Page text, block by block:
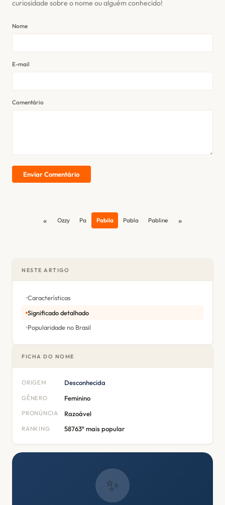
curiosidade sobre o nome ou alguém conhecido!
Nome
E-mail
Comentário
Enviar Comentário
« Ozzy Pa Pabila Pabla Pabline »
NESTE ARTIGO
Características
Significado detalhado
Popularidade no Brasil
FICHA DO NOME
ORIGEM Desconhecida
GÊNERO Feminino
PRONÚNCIA Razoável
RANKING 58763º mais popular
✨